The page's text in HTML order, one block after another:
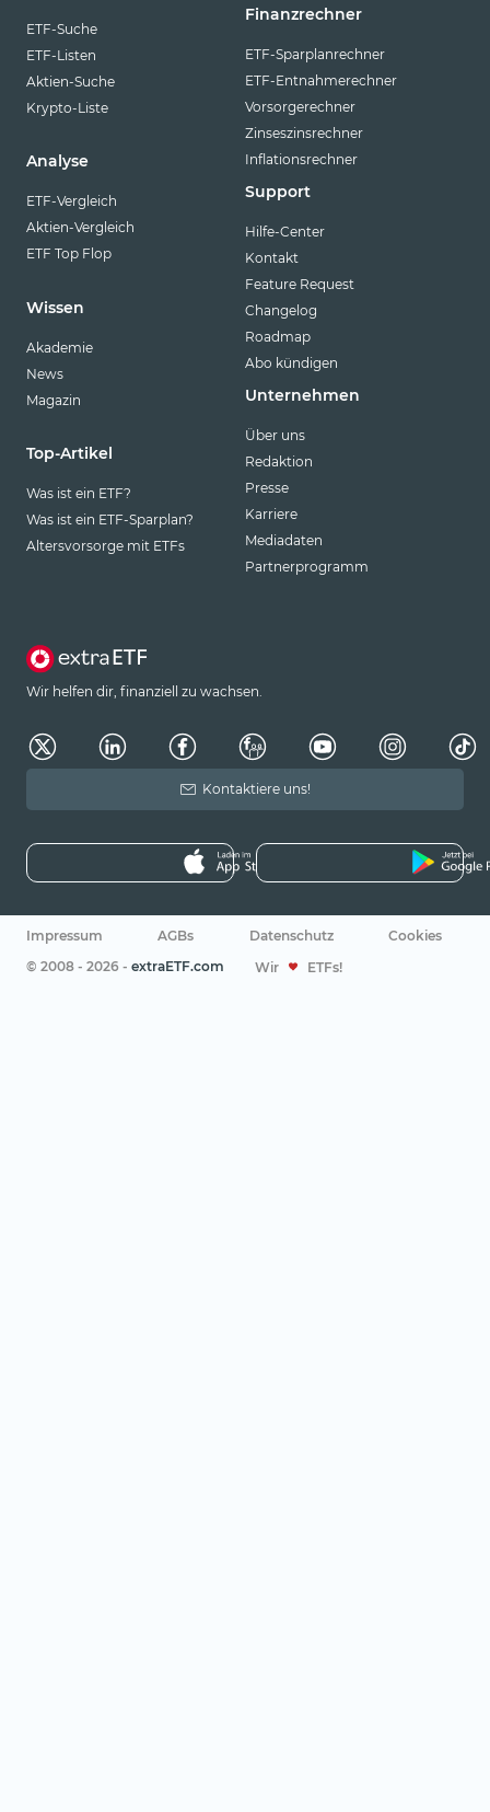
XACT
Xtrackers
ETF-Suche
ETF-Listen
Aktien-Suche
Krypto-Liste
Analyse
ETF-Vergleich
Aktien-Vergleich
ETF Top Flop
Wissen
Akademie
News
Magazin
Top-Artikel
Was ist ein ETF?
Was ist ein ETF-Sparplan?
Altersvorsorge mit ETFs
Finanzrechner
ETF-Sparplanrechner
ETF-Entnahmerechner
Vorsorgerechner
Zinseszinsrechner
Inflationsrechner
Support
Hilfe-Center
Kontakt
Feature Request
Changelog
Roadmap
Abo kündigen
Unternehmen
Über uns
Redaktion
Presse
Karriere
Mediadaten
Partnerprogramm
Wir helfen dir, finanziell zu wachsen.
Kontaktiere uns!
Impressum AGBs Datenschutz
Cookies
© 2008 - 2026 - extraETF.com Wir ETFs!